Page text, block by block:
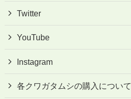
Twitter
YouTube
Instagram
各クワガタムシの購入について